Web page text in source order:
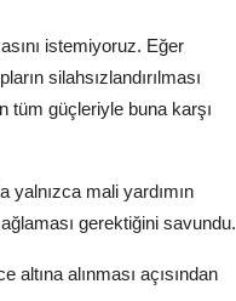
istemiyoruz. Eğer
silahsızlandırılması
tüm güçleriyle buna karşı
mali yardımın
gerektiğini savundu.
altına alınması açısından